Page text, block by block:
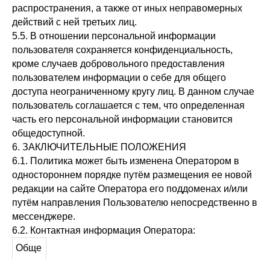
распространения, а также от иных неправомерных
действий с ней третьих лиц.
5.5. В отношении персональной информации
пользователя сохраняется конфиденциальность,
кроме случаев добровольного предоставления
пользователем информации о себе для общего
доступа неограниченному кругу лиц. В данном случае
пользователь соглашается с тем, что определенная
часть его персональной информации становится
общедоступной.
6. ЗАКЛЮЧИТЕЛЬНЫЕ ПОЛОЖЕНИЯ
6.1. Политика может быть изменена Оператором в
одностороннем порядке путём размещения ее новой
редакции на сайте Оператора его поддоменах и/или
путём направления Пользователю непосредственно в
мессенджере.
6.2. Контактная информация Оператора:
Обще